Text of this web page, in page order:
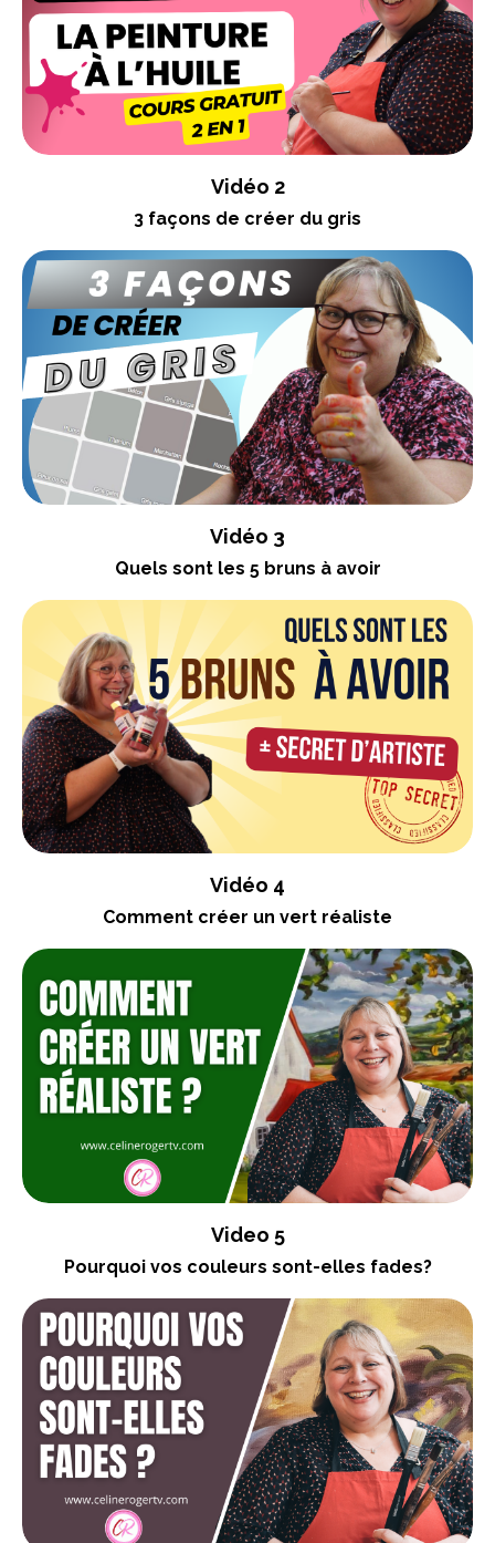
Vidéo 2
3 façons de créer du gris
Vidéo 3
Quels sont les 5 bruns à avoir
Vidéo 4
Comment créer un vert réaliste
Video 5
Pourquoi vos couleurs sont-elles fades?